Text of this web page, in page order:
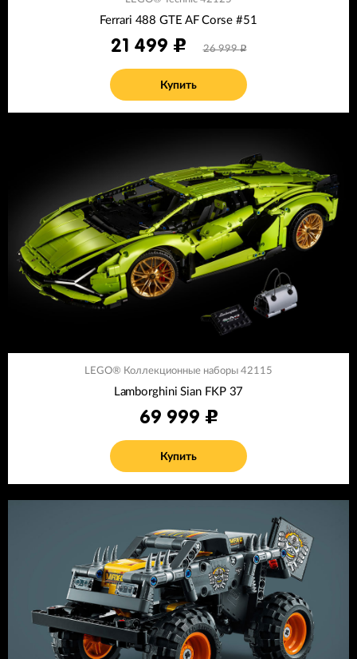
Ferrari 488 GTE AF Corse #51
21 499 26 999
Купить
LEGO® Коллекционные наборы 42115
Lamborghini Sian FKP 37
69 999
Купить